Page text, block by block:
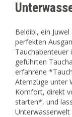
Beldibi, ein
perfekten
Tauchabenteuer
geführten
erfahrene
Atemzüge unter
Komfort, direkt
starten*, und
Unterwasserwelt